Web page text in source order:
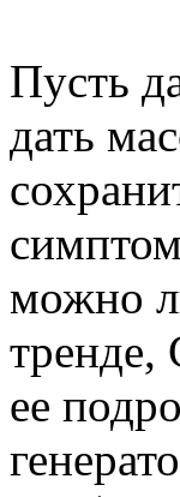
Пусть
дать
можно
тренде,
ее